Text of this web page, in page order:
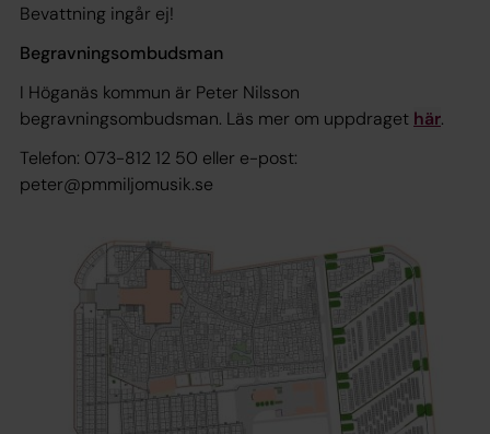
Bevattning ingår ej!
Begravningsombudsman
I Höganäs kommun är Peter Nilsson
begravningsombudsman. Läs mer om uppdraget här.
Telefon: 073-812 12 50 eller e-post:
peter@pmmiljomusik.se